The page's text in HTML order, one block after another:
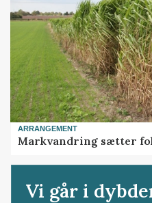
ARRANGEMENT
Markvandring sætter
Vi går i